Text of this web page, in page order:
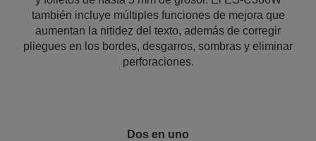
también incluye múltiples funciones de mejora que
aumentan la nitidez del texto, además de corregir
pliegues en los bordes, desgarros, sombras y eliminar
perforaciones.
Dos en uno